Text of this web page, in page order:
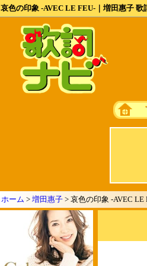
哀色の印象 -AVEC LE FEU-｜増田惠子 歌
ホーム > 増田惠子 > 哀色の印象 -AVEC LE